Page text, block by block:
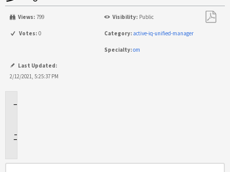
Views: 799 Visibility: Public
Votes: 0 Category: active-iq-unified-manager
Specialty:om
Last Updated:
2/12/2021, 5:25:37 PM